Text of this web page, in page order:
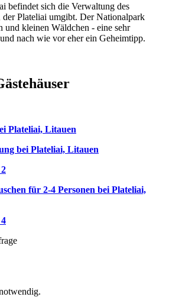
befindet sich die Verwaltung des
Plateliai umgibt. Der Nationalpark
und kleinen Wäldchen - eine sehr
nach wie vor eher ein Geheimtipp.
Plateliai, Litauen
bei Plateliai, Litauen
für 2-4 Personen bei Plateliai,